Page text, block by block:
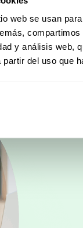
web se usan
y análisis web,
partir del uso que